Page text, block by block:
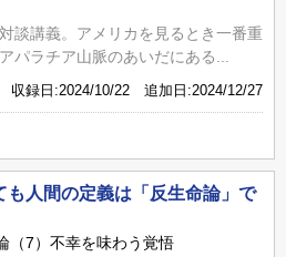
談講義。アメリカを見るとき一番重
パラチア山脈のあいだにある...
収録日:2024/10/22 追加日:2024/12/27
も人間の定義は「反生命論」で
（7）不幸を味わう覚悟